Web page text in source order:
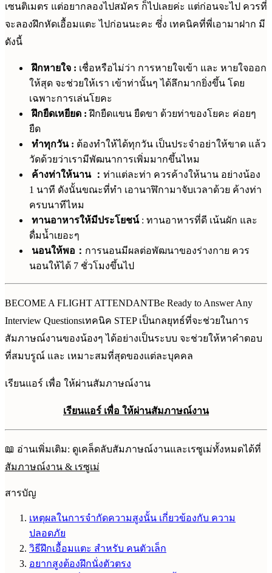
เซนติเมตร แต่อยากลองไปสมัคร ก็ไปเลยค่ะ แต่ก่อนจะไป ควรที่
จะลองฝึกหัดเอื้อมแตะ ไปก่อนนะคะ ซึ่่ง เทคนิคที่พี่เอามาฝาก มี
ดังนี้
ฝึกหายใจ : เชื่อหรือไม่ว่า การหายใจเข้า และ หายใจออก
ให้สุด จะช่วยให้เรา เข้าท่านั้นๆ ได้ลึกมากยิ่งขึ้น โดย
เฉพาะการเล่นโยคะ
ฝึกยืดเหยียด :ฝึกยืดแขน ยืดขา ด้วยท่าของโยคะ ค่อยๆ
ยืด
ทำทุกวัน : ต้องทำให้ได้ทุกวัน เป็นประจำอย่าให้ขาด แล้ว
วัดด้วยว่าเรามีพัฒนาการเพิ่มมากขึ้นไหม
ค้างท่าให้นาน ： ท่าแต่ละท่า ควรค้างให้นาน อย่างน้อง
1 นาที ดังนั้นขณะที่ทำ เอานาฬิกามาจับเวลาด้วย ค้างท่า
ครบนาทีไหม
ทานอาหารให้มีประโยชน์: ทานอาหารที่ดี เน้นผัก และ
ดื่มน้ำเยอะๆ
นอนให้พอ： การนอนมีผลต่อพัฒนาของร่างกาย ควร
นอนให้ได้ 7 ชั่วโมงขึ้นไป
BECOME A FLIGHT ATTENDANTBe Ready to Answer Any
Interview Questionsเทคนิค STEP เป็นกลยุทธ์ที่จะช่วยในการ
สัมภาษณ์งานของน้องๆ ได้อย่างเป็นระบบ จะช่วยให้หาคำตอบ
ที่สมบรูณ์ และ เหมาะสมที่สุดของแต่ละบุคคล
เรียนแอร์ เพื่อ ให้ผ่านสัมภาษณ์งาน
เรียนแอร์ เพื่อ ให้ผ่านสัมภาษณ์งาน
📖 อ่านเพิ่มเติม: ดูเคล็ดลับสัมภาษณ์งานและเรซูเม่ทั้งหมดได้ที่
สัมภาษณ์งาน & เรซูเม่
สารบัญ
เหตุผลในการจำกัดความสูงนั้น เกี่ยวข้องกับ ความ
ปลอดภัย
วิธีฝึกเอื้อมแตะ สำหรับ คนตัวเล็ก
อยากสูงต้องฝึกนั่งตัวตรง